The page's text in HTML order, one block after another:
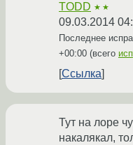
TODD ★★
09.03.2014
Последнее
+00:00 (всего
Ссылка
Тут на лоре
накалякал,